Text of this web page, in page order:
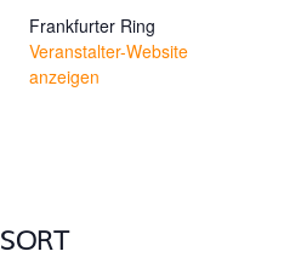
Frankfurter Ring
Veranstalter-Website
anzeigen